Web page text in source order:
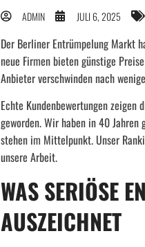
ADMIN JULI 6, 2025
Der Berliner Entrümpelung Markt
neue Firmen bieten günstige
Anbieter verschwinden nach
Echte Kundenbewertungen
geworden. Wir haben in 40
stehen im Mittelpunkt. Unser
unsere Arbeit.
WAS SERIÖSE
AUSZEICHNET